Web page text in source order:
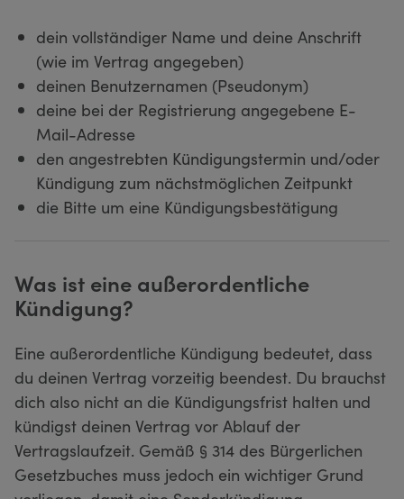
dein vollständiger Name und deine Anschrift
(wie im Vertrag angegeben)
deinen Benutzernamen (Pseudonym)
deine bei der Registrierung angegebene E-
Mail-Adresse
den angestrebten Kündigungstermin und/oder
Kündigung zum nächstmöglichen Zeitpunkt
die Bitte um eine Kündigungsbestätigung
Was ist eine außerordentliche
Kündigung?
Eine außerordentliche Kündigung bedeutet, dass
du deinen Vertrag vorzeitig beendest. Du brauchst
dich also nicht an die Kündigungsfrist halten und
kündigst deinen Vertrag vor Ablauf der
Vertragslaufzeit. Gemäß § 314 des Bürgerlichen
Gesetzbuches muss jedoch ein wichtiger Grund